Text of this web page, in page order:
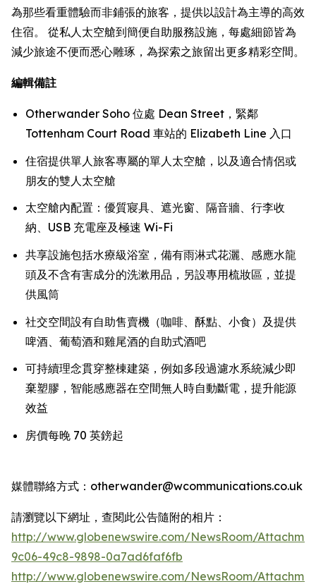
為那些看重體驗而非鋪張的旅客，提供以設計為主導的高效
住宿。 從私人太空艙到簡便自助服務設施，每處細節皆為
減少旅途不便而悉心雕琢，為探索之旅留出更多精彩空間。
編輯備註
Otherwander Soho 位處 Dean Street，緊鄰
Tottenham Court Road 車站的 Elizabeth Line 入口
住宿提供單人旅客專屬的單人太空艙，以及適合情侶或
朋友的雙人太空艙
太空艙內配置：優質寢具、遮光窗、隔音牆、行李收
納、USB 充電座及極速 Wi-Fi
共享設施包括水療級浴室，備有雨淋式花灑、感應水龍
頭及不含有害成分的洗漱用品，另設專用梳妝區，並提
供風筒
社交空間設有自助售賣機（咖啡、酥點、小食）及提供
啤酒、葡萄酒和雞尾酒的自助式酒吧
可持續理念貫穿整棟建築，例如多段過濾水系統減少即
棄塑膠，智能感應器在空間無人時自動斷電，提升能源
效益
房價每晚 70 英鎊起
媒體聯絡方式：otherwander@wcommunications.co.uk
請瀏覽以下網址，查閱此公告隨附的相片：
http://www.globenewswire.com/NewsRoom/
9c06-49c8-9898-0a7ad6faf6fb
http://www.globenewswire.com/NewsRoom/